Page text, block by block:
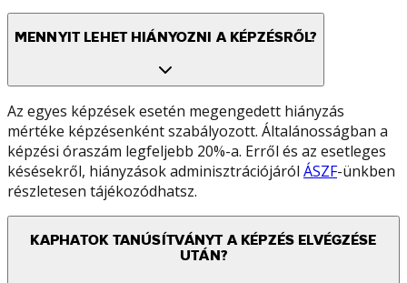
MENNYIT LEHET HIÁNYOZNI A KÉPZÉSRŐL?
Az egyes képzések esetén megengedett hiányzás
mértéke képzésenként szabályozott. Általánosságban a
képzési óraszám legfeljebb 20%-a. Erről és az esetleges
késésekről, hiányzások adminisztrációjáról ÁSZF-ünkben
részletesen tájékozódhatsz.
KAPHATOK TANÚSÍTVÁNYT A KÉPZÉS ELVÉGZÉSE
UTÁN?